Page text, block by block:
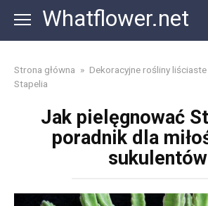
content
Whatflower.net
Strona główna » Dekoracyjne rośliny
Stapelia
Jak pielęgnować
poradnik dla
sukulentów